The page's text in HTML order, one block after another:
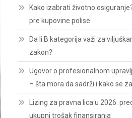
Kako izabrati životno
pre kupovine polise
Da li B kategorija važi za
zakon?
Ugovor o profesionalnom
– šta mora da sadrži i kako se
Lizing za pravna lica u 2026:
ukupni trošak finansiranja